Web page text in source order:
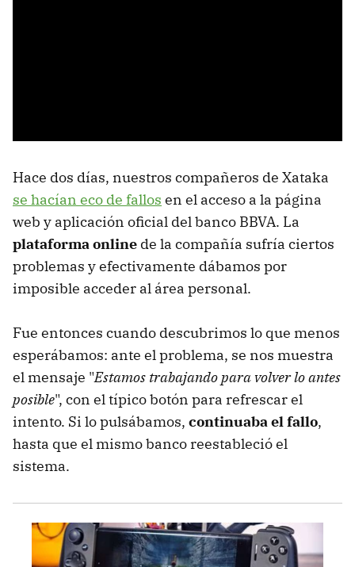
Hace dos días, nuestros compañeros de Xataka
se hacían eco de fallos en el acceso a la página
web y aplicación oficial del banco BBVA. La
plataforma online de la compañía sufría ciertos
problemas y efectivamente dábamos por
imposible acceder al área personal.
Fue entonces cuando descubrimos lo que menos
esperábamos: ante el problema, se nos muestra
el mensaje "Estamos trabajando para volver lo antes
posible", con el típico botón para refrescar el
intento. Si lo pulsábamos, continuaba el fallo,
hasta que el mismo banco reestableció el
sistema.